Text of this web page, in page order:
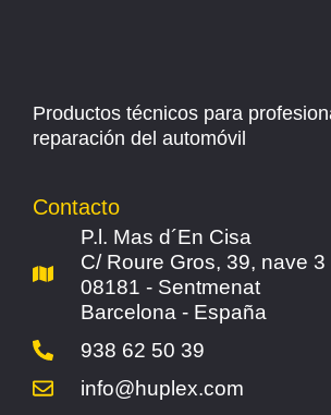
Productos técnicos para
reparación del automóvil
Contacto
P.l. Mas d´En Cisa
C/ Roure Gros, 39, nave 3
08181 - Sentmenat
Barcelona - España
938 62 50 39
info@huplex.com